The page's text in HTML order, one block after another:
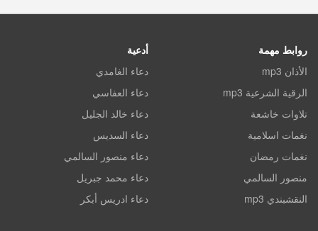
روابط مهمة
الأذان mp3
الرقية الشرعية mp3
تلاوات خاشعة
نغمات اسلامية
نغمات رمضان
منصور السالمي
النقشبندي mp3
أدعية
دعاء الغامدي
دعاء العفاسي
دعاء خالد الجليل
دعاء السديس
دعاء منصور السالمي
دعاء محمد جبريل
دعاء ادريس أبكر